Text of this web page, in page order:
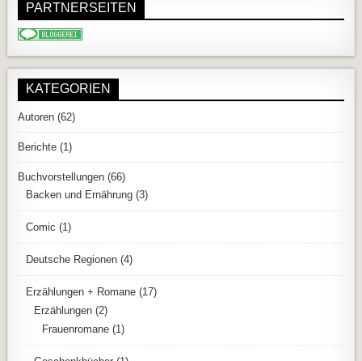
PARTNERSEITEN
KATEGORIEN
Autoren (62)
Berichte (1)
Buchvorstellungen (66)
Backen und Ernährung (3)
Comic (1)
Deutsche Regionen (4)
Erzählungen + Romane (17)
Erzählungen (2)
Frauenromane (1)